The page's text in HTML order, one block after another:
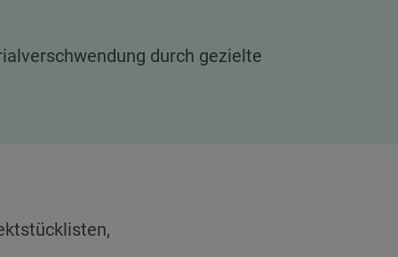
durch gezielte